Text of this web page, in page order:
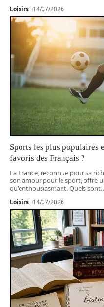
Loisirs 14/07/2026
Sports les plus populaires
favoris des Français ?
La France, reconnue pour sa
son amour pour le sport, offre
qu'enthousiasmant. Quels sont
Loisirs 14/07/2026